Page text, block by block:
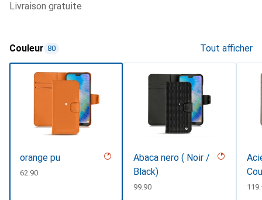
livraison gratuite
Couleur 80 Tout afficher
orange pu
CHF
62.90
Abaca nero ( Noir /
Black)
CHF
99.90 CHF